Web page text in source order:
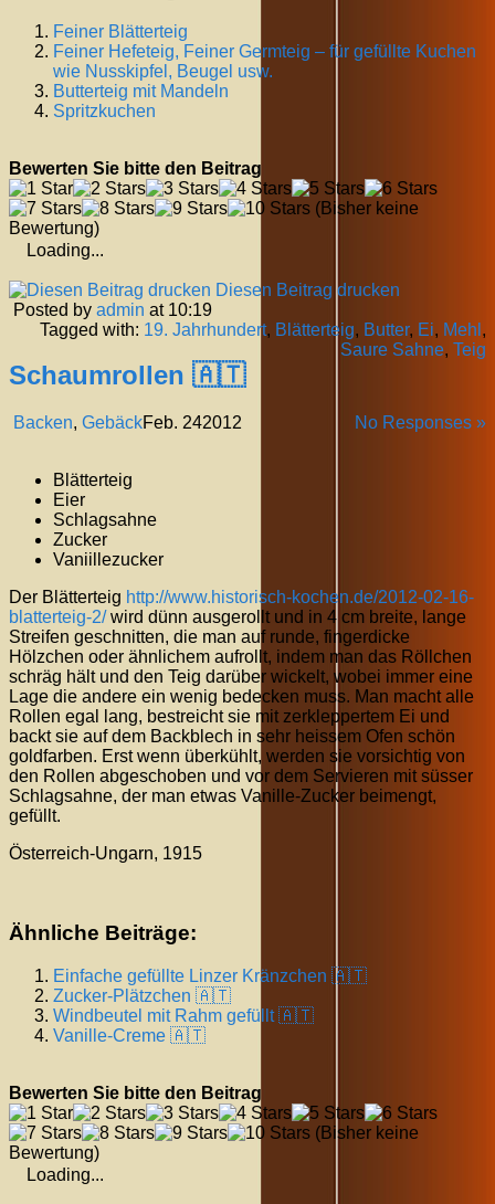
Feiner Blätterteig
Feiner Hefeteig, Feiner Germteig – für gefüllte Kuchen
wie Nusskipfel, Beugel usw.
Butterteig mit Mandeln
Spritzkuchen
Bewerten Sie bitte den Beitrag
(Bisher keine
Bewertung)
Loading...
Diesen Beitrag drucken
Posted by admin at 10:19
Tagged with: 19. Jahrhundert, Blätterteig, Butter, Ei, Mehl ,
Saure Sahne, Teig
Schaumrollen 🇦🇹
Backen, Gebäck No Responses »
Feb. 242012
Blätterteig
Eier
Schlagsahne
Zucker
Vaniillezucker
Der Blätterteig http://www.historisch-kochen.de/2012-02-16-
blatterteig-2/wird dünn ausgerollt und in 4 cm breite, lange
Streifen geschnitten, die man auf runde, fingerdicke
Hölzchen oder ähnlichem aufrollt, indem man das Röllchen
schräg hält und den Teig darüber wickelt, wobei immer eine
Lage die andere ein wenig bedecken muss. Man macht alle
Rollen egal lang, bestreicht sie mit zerkleppertem Ei und
backt sie auf dem Backblech in sehr heissem Ofen schön
goldfarben. Erst wenn überkühlt, werden sie vorsichtig von
den Rollen abgeschoben und vor dem Servieren mit süsser
Schlagsahne, der man etwas Vanille-Zucker beimengt,
gefüllt.
Österreich-Ungarn, 1915
Ähnliche Beiträge:
Einfache gefüllte Linzer Kränzchen 🇦🇹
Zucker-Plätzchen 🇦🇹
Windbeutel mit Rahm gefüllt 🇦🇹
Vanille-Creme 🇦🇹
Bewerten Sie bitte den Beitrag
(Bisher keine
Bewertung)
Loading...